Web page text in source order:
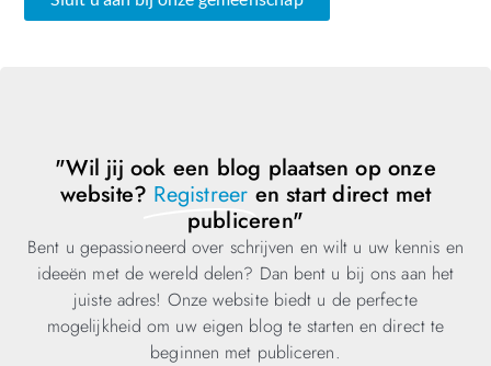
"Wil jij ook een blog plaatsen op onze
website? Registreer en start direct met
publiceren"
Bent u gepassioneerd over schrijven en wilt u uw kennis en
ideeën met de wereld delen? Dan bent u bij ons aan het
juiste adres! Onze website biedt u de perfecte
mogelijkheid om uw eigen blog te starten en direct te
beginnen met publiceren.